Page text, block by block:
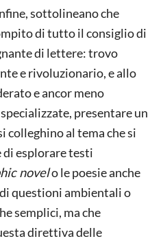
sottolineano che
di tutto il consiglio di
di lettere: trovo
e rivoluzionario, e allo
e ancor meno
presentare un
colleghino al tema che si
esplorare testi
novelo le poesie anche
questioni ambientali o
semplici, ma che
direttiva delle